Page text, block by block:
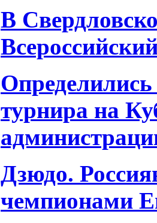
В
Определились
турнира на
Дзюдо.
чемпионами